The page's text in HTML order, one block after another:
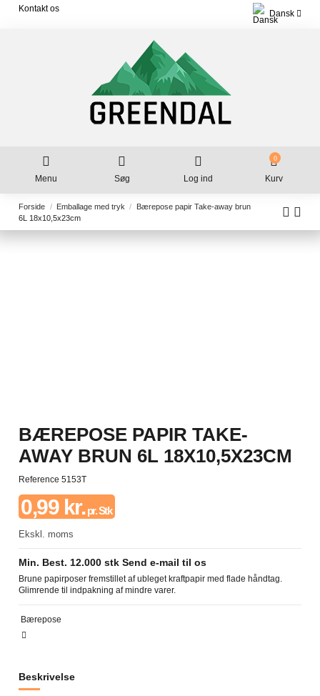
Kontakt os
Dansk
Menu Søg Log ind
0
Kurv
Forside Emballage med tryk
Bærepose papir Take-away brun
6L 18x10,5x23cm
BÆREPOSE PAPIR TAKE-
AWAY BRUN 6L 18X10,5X23CM
Reference 5153T
0,99 kr.pr. Stk
Ekskl. moms
Min. Best. 12.000 stk Send e-mail til os
Brune papirposer fremstillet af ubleget kraftpapir med flade håndtag.
Glimrende til indpakning af mindre varer.
Bærepose
Beskrivelse